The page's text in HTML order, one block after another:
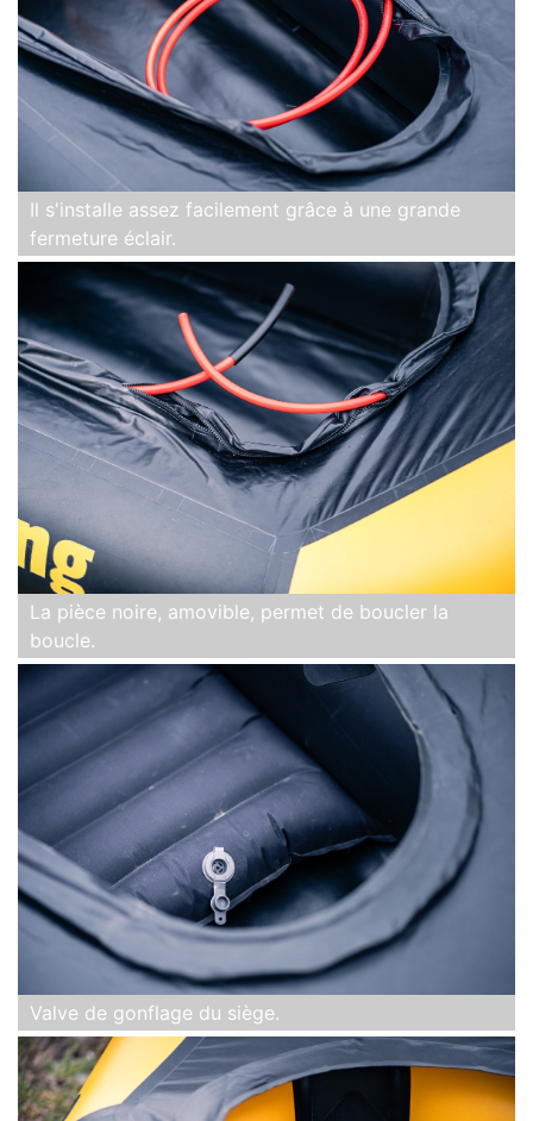
Il s'installe assez facilement grâce à une grande
fermeture éclair.
La pièce noire, amovible, permet de boucler la
boucle.
Valve de gonflage du siège.